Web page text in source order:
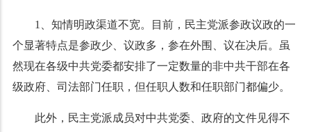
1
、知情明政渠道不宽。目前，民主党派参政议政的一
个显著特点是参政少、议政多，参在外围、议在决后。虽
然现在各级中共党委都安排了一定数量的非中共干部在各
级政府、司法部门任职，但任职人数和任职部门都偏少。
此外，民主党派成员对中共党委、政府的文件见得不